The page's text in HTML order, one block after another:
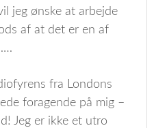
jeg ønske at arbejde
af at det er en af
fra Londons
foragende på mig –
Jeg er ikke et utro